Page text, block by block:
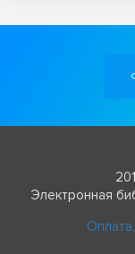
Электронная